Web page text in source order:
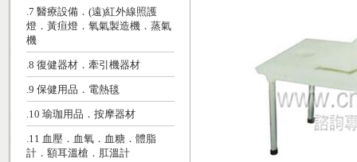
.7 醫療設備．(遠)紅外線照護
燈．黃疸燈．氧氣製造機．蒸氣
機
.8 復健器材．牽引機器材
.9 保健用品．電熱毯
.10 瑜珈用品．按摩器材
.11 血壓．血氧．血糖．體脂
計．額耳溫槍．肛溫計